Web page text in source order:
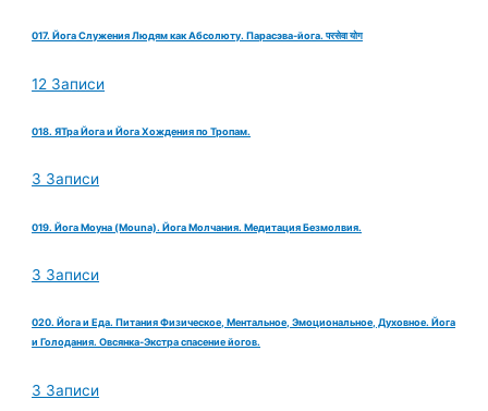
017. Йога Служения Людям как Абсолюту. Парасэва-йога. परसेवा योग
12 Записи
018. ЯТра Йога и Йога Хождения по Тропам.
3 Записи
019. Йога Моуна (Mouna). Йога Молчания. Медитация Безмолвия.
3 Записи
020. Йога и Еда. Питания Физическое, Ментальное, Эмоциональное, Духовное. Йога
и Голодания. Овсянка-Экстра спасение йогов.
3 Записи